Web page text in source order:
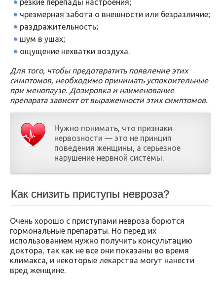
чрезмерная забота о внешности или безразличие;
раздражительность;
шум в ушах;
ощущение нехватки воздуха.
Для того, чтобы предотвратить появление этих
симптомов, необходимо принимать успокоительные
при менопаузе. Дозировка и наименование
препарата зависят от выраженности этих симптомов.
Нужно понимать, что признаки
нервозности — это не принцип
поведения женщины, а серьезное
нарушение нервной системы.
Как снизить приступы невроза?
Очень хорошо с приступами невроза борются
гормональные препараты. Но перед их
использованием нужно получить консультацию
доктора, так как не все они показаны во время
климакса, и некоторые лекарства могут нанести
вред женщине.